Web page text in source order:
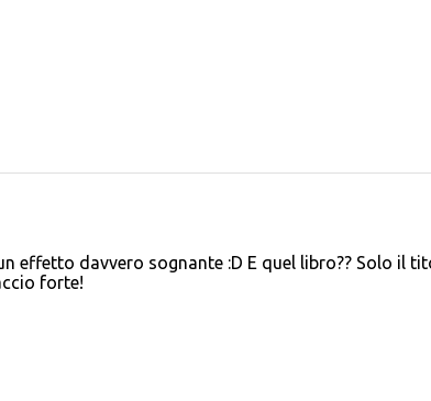
effetto davvero sognante :D E quel libro?? Solo il
forte!